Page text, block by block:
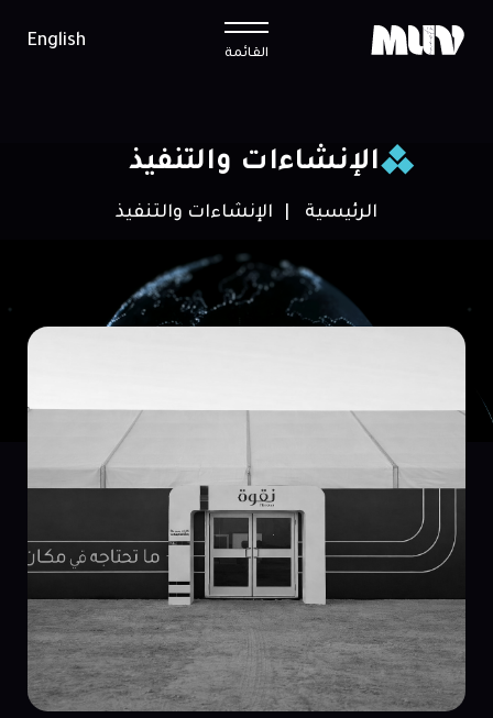
القائمة
English
الإنشاءات والتنفيذ
الرئيسية الإنشاءات والتنفيذ